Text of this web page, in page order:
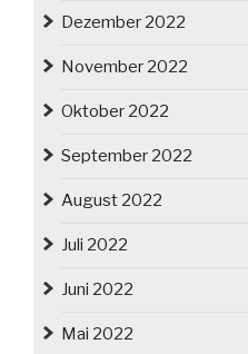
Dezember 2022
November 2022
Oktober 2022
September 2022
August 2022
Juli 2022
Juni 2022
Mai 2022